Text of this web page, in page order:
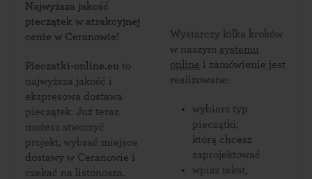
Najwyższa jakość
pieczątek w atrakcyjnej
cenie w Ceranowie!
Pieczatki-online.eu to
najwyższa jakość i
ekspresowa dostawa
pieczątek. Już teraz
możesz stworzyć
projekt, wybrać miejsce
dostawy w Ceranowie i
czekać na listonosza.
Wystarczy kilka kroków
w naszym systemu
online i zamówienie jest
realizowane:
wybierz typ
pieczątki,
którą chcesz
zaprojektować
wpisz tekst,